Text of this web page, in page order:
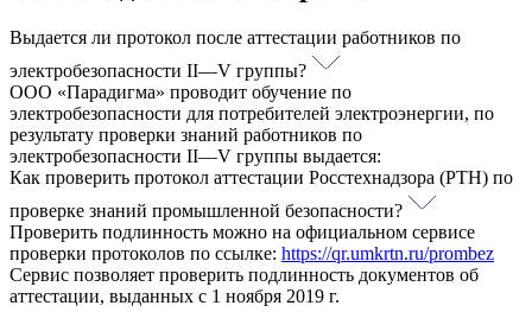
Выдается ли протокол после аттестации работников по
электробезопасности II—V группы?
ООО «Парадигма» проводит обучение по
электробезопасности для потребителей электроэнергии, по
результату проверки знаний работников по
электробезопасности II—V группы выдается:
Как проверить протокол аттестации Росстехнадзора (РТН) по
проверке знаний промышленной безопасности?
Проверить подлинность можно на официальном сервисе
проверки протоколов по ссылке: https://qr.umkrtn.ru/prombez
Cервис позволяет проверить подлинность документов об
аттестации, выданных с 1 ноября 2019 г.